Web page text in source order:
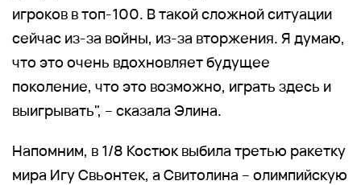
игроков в топ-100. В такой сложной ситуации
сейчас из-за войны, из-за вторжения. Я думаю,
что это очень вдохновляет будущее
поколение, что это возможно, играть здесь и
выигрывать", – сказала Элина.
Напомним, в 1/8 Костюк выбила третью ракетку
мира Игу Свьонтек, а Свитолина – олимпийскую